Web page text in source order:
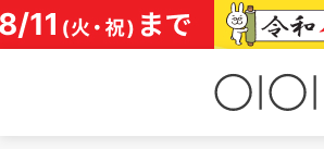
コ
ン
テ